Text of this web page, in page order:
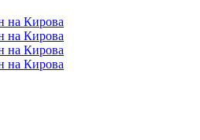
на Кирова
на Кирова
на Кирова
на Кирова